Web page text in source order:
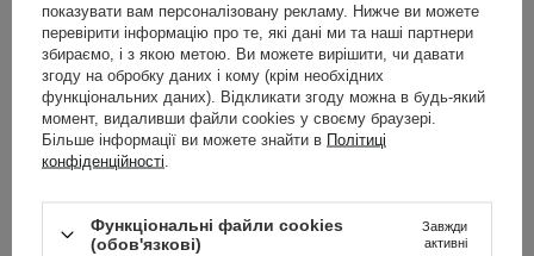
1 090,00 ГРН
ДОДАТИ ДО КОШИКА
479,00 ГРН
ДОДАТИ ДО КОШИКА
показувати вам персоналізовану рекламу. Нижче ви можете
перевірити інформацію про те, які дані ми та наші партнери
збираємо, і з якою метою. Ви можете вирішити, чи давати
згоду на обробку даних і кому (крім необхідних
функціональних даних). Відкликати згоду можна в будь-який
момент, видаливши файли cookies у своєму браузері.
Більше інформації ви можете знайти в Політиці
конфіденційності
Функціональні файли cookies
(обов'язкові)
Завжди
активні